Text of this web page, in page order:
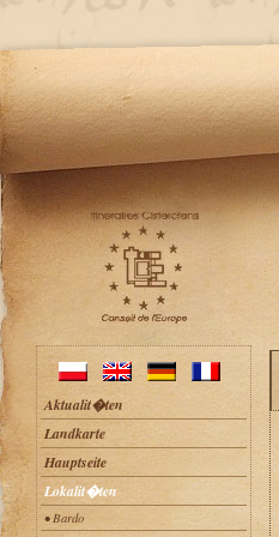
Aktualit�ten
Landkarte
Hauptseite
Lokalit�ten
• Bardo